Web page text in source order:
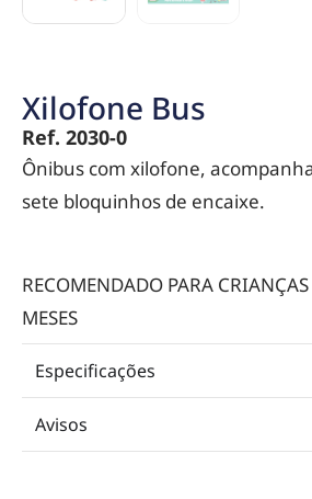
Xilofone Bus
Ref. 2030-0
Ônibus com xilofone,
sete bloquinhos de encaixe.
RECOMENDADO PARA
MESES
Especificações
Avisos